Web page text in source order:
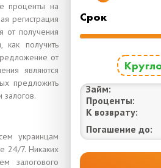
Срок
Займ:
Проценты:
К возврату:
Погашение до:
проценты на
регистрация
от получения
как получить
от
являются
предложить
залогов.
украинцам
24/7. Никаких
залогового